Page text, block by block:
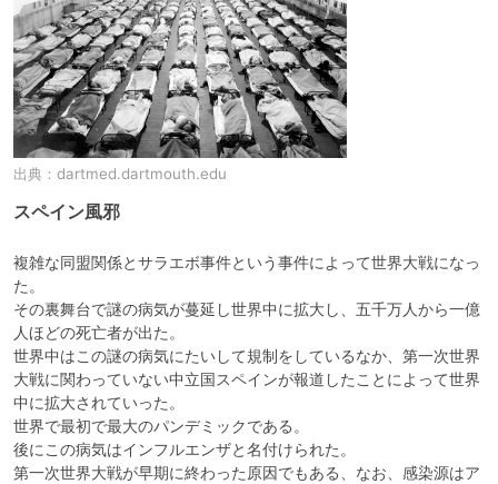
出典： dartmed.dartmouth.edu
スペイン風邪
複雑な同盟関係とサラエボ事件という事件によって世界大戦になっ
た。
その裏舞台で謎の病気が蔓延し世界中に拡大し、五千万人から一億
人ほどの死亡者が出た。
世界中はこの謎の病気にたいして規制をしているなか、第一次世界
大戦に関わっていない中立国スペインが報道したことによって世界
中に拡大されていった。
世界で最初で最大のパンデミックである。
後にこの病気はインフルエンザと名付けられた。
第一次世界大戦が早期に終わった原因でもある、なお、感染源はア